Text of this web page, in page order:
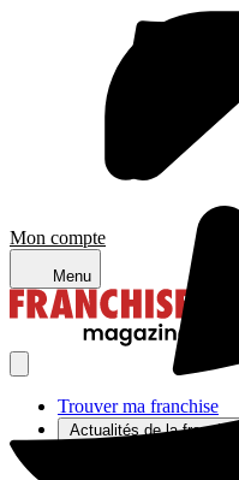
Mon compte
Menu
Trouver ma franchise
Actualités de la franchise